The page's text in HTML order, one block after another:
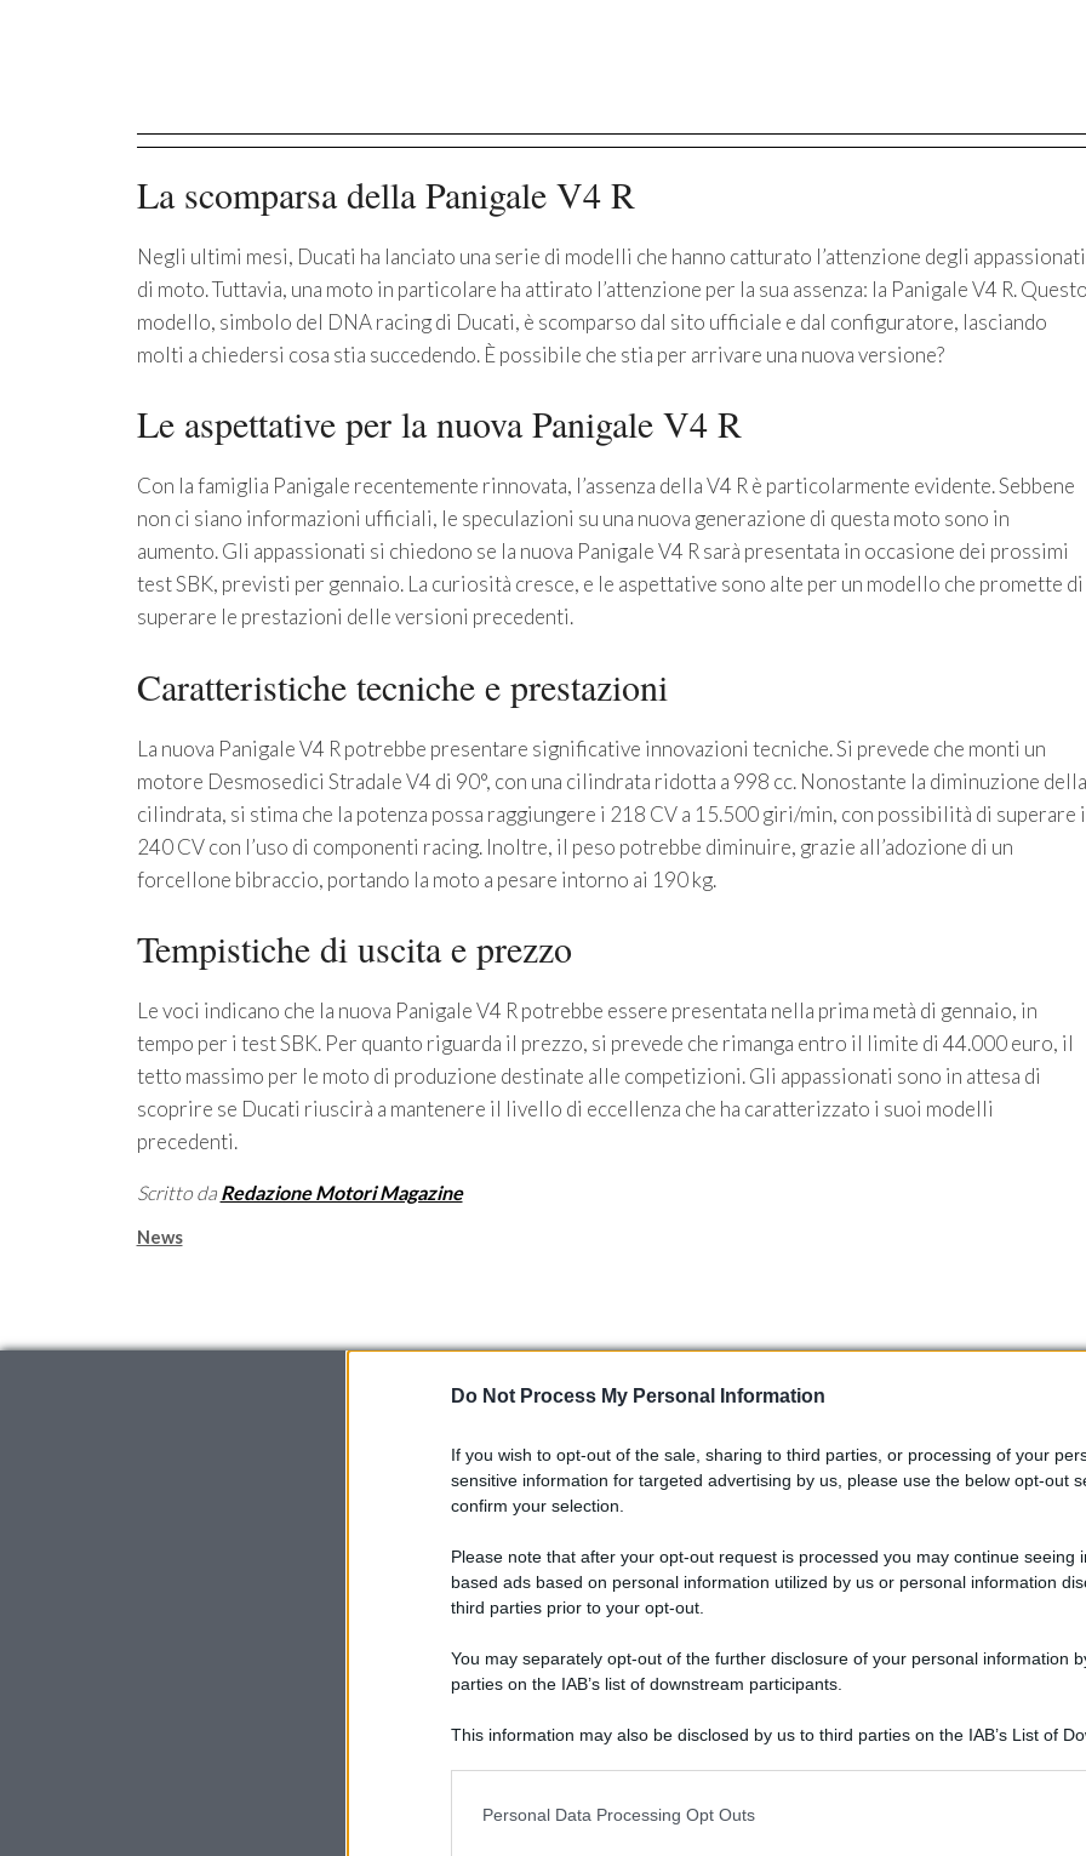
Do Not Process My Personal Information
If you wish to opt-out of the sale, sharing to third parties, or processing of your
sensitive information for targeted advertising by us, please use the below opt-out
confirm your selection.
Please note that after your opt-out request is processed you may continue seeing
based ads based on personal information utilized by us or personal information
third parties prior to your opt-out.
You may separately opt-out of the further disclosure of your personal information
parties on the IAB’s list of downstream participants.
This information may also be disclosed by us to third parties on the IAB’s List of
information including but not limited to your visit or usage behaviour. You may
Personal Data Processing Opt Outs
La scomparsa della Panigale V4 R
Negli ultimi mesi, Ducati ha lanciato una serie di modelli che hanno catturato l’attenzione degli appassionati
di moto. Tuttavia, una moto in particolare ha attirato l’attenzione per la sua assenza: la Panigale V4 R.
modello, simbolo del DNA racing di Ducati, è scomparso dal sito ufficiale e dal configuratore, lasciando
molti a chiedersi cosa stia succedendo. È possibile che stia per arrivare una nuova versione?
Le aspettative per la nuova Panigale V4 R
Con la famiglia Panigale recentemente rinnovata, l’assenza della V4 R è particolarmente evidente. Sebbene
non ci siano informazioni ufficiali, le speculazioni su una nuova generazione di questa moto sono in
aumento. Gli appassionati si chiedono se la nuova Panigale V4 R sarà presentata in occasione dei prossimi
test SBK, previsti per gennaio. La curiosità cresce, e le aspettative sono alte per un modello che promette di
superare le prestazioni delle versioni precedenti.
Caratteristiche tecniche e prestazioni
La nuova Panigale V4 R potrebbe presentare significative innovazioni tecniche. Si prevede che monti un
motore Desmosedici Stradale V4 di 90°, con una cilindrata ridotta a 998 cc. Nonostante la diminuzione della
cilindrata, si stima che la potenza possa raggiungere i 218 CV a 15.500 giri/min, con possibilità di superare i
240 CV con l’uso di componenti racing. Inoltre, il peso potrebbe diminuire, grazie all’adozione di un
forcellone bibraccio, portando la moto a pesare intorno ai 190 kg.
Tempistiche di uscita e prezzo
Le voci indicano che la nuova Panigale V4 R potrebbe essere presentata nella prima metà di gennaio, in
tempo per i test SBK. Per quanto riguarda il prezzo, si prevede che rimanga entro il limite di 44.000 euro, il
tetto massimo per le moto di produzione destinate alle competizioni. Gli appassionati sono in attesa di
scoprire se Ducati riuscirà a mantenere il livello di eccellenza che ha caratterizzato i suoi modelli
precedenti.
Scritto da Redazione Motori Magazine
Categorie
News